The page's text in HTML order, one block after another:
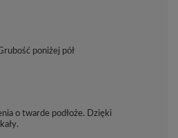
poniżej pół
o twarde podłoże. Dzięki